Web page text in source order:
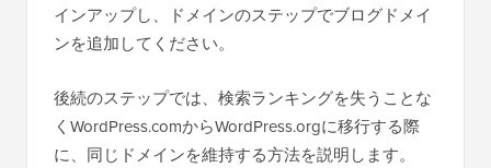
インアップし、ドメインのステップでブログドメイ
ンを追加してください。
後続のステップでは、検索ランキングを失うことな
くWordPress.comからWordPress.orgに移行する際
に、同じドメインを維持する方法を説明します。